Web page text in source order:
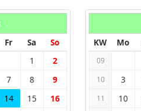
Fr Sa So
1 2
7 8 9
14 15 16
KW
Mo
09
10 3
11 10